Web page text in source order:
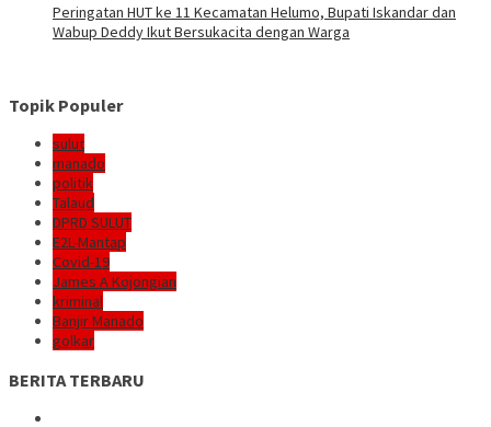
Peringatan HUT ke 11 Kecamatan Helumo, Bupati Iskandar dan
Wabup Deddy Ikut Bersukacita dengan Warga
Topik Populer
sulut
manado
politik
Talaud
DPRD SULUT
E2L-Mantap
Covid-19
James A Kojongian
kriminal
Banjir Manado
golkar
BERITA TERBARU